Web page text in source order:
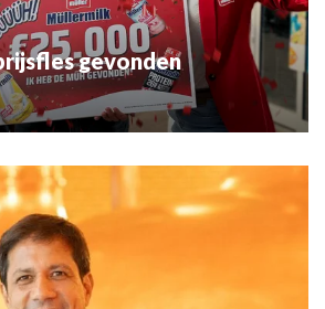
gevonden